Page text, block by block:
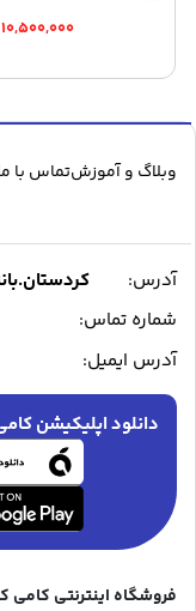
۱۰,۵۰۰,۰۰۰
وبلاگ و آموزشتماس با
آدرس:
شماره تماس:
آدرس ایمیل:
دانلود اپلیکیشن
فروشگاه اینترنتی کامی